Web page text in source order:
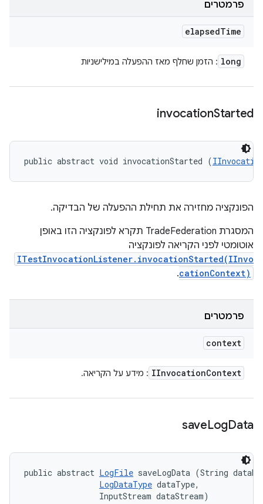
פרמטרים
elapsedTime
long : הזמן שחלף מאז ההפעלה במילישניות
invocationStarted
public abstract void invocationStarted (
הפונקציה מחזירה את תחילת ההפעלה של הבדיקה.
המסגרת TradeFederation תקרא לפונקציה הזו באופן
אוטומטי לפני הקריאה לפונקציה
ITestInvocationListener.invocationStarted(IInvo
cationContext)
.
פרמטרים
context
IInvocationContext : מידע על הקריאה.
saveLogData
public abstract LogFile saveLogData (String
LogDataType dataType,
                InputStream dataStream)